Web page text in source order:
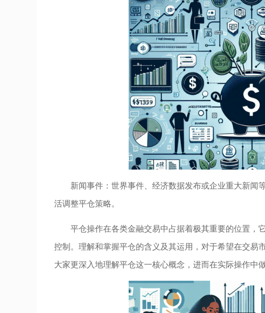
新闻事件：世界事件、经济数据发布或企业重大新闻
活调整平仓策略。
平仓操作在各类金融交易中占据着极其重要的位置，
控制。理解和掌握平仓的含义及其运用，对于希望在交易
大家更深入地理解平仓这一核心概念，进而在实际操作中